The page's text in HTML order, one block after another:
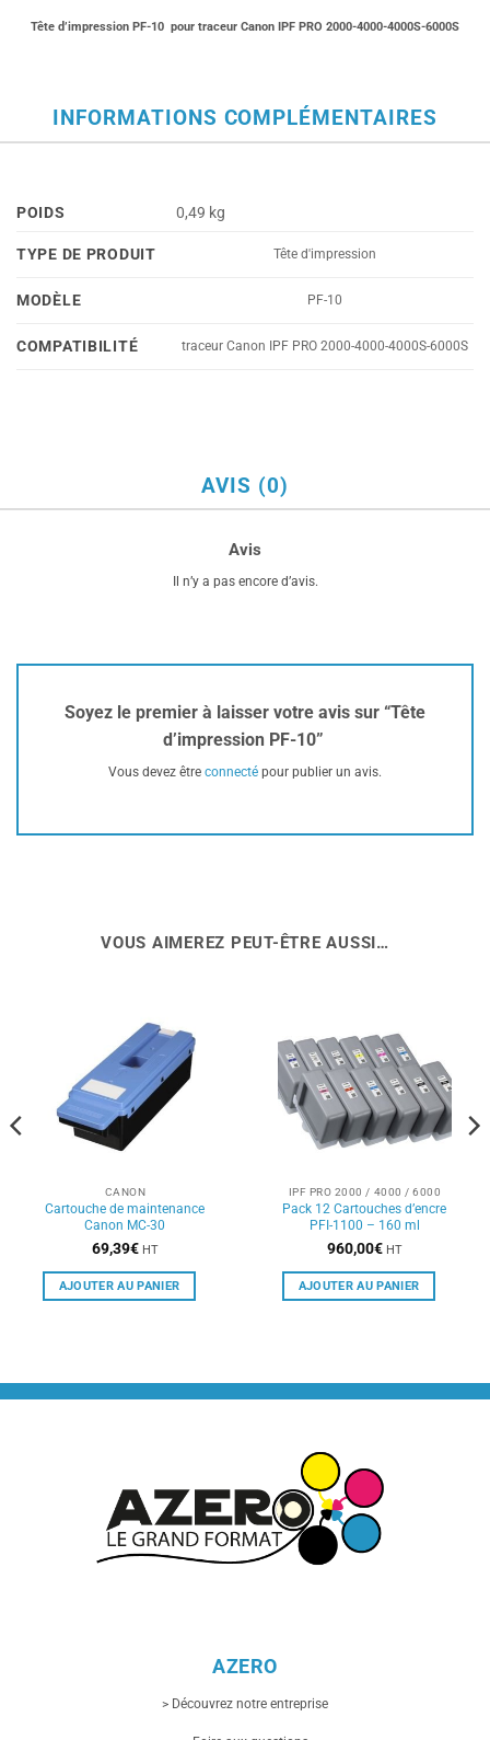
Tête d’impression PF-10 pour traceur Canon IPF PRO 2000-4000-4000S-6000S
INFORMATIONS COMPLÉMENTAIRES
POIDS 0,49 kg
TYPE DE PRODUIT Tête d'impression
MODÈLE PF-10
COMPATIBILITÉ traceur Canon IPF PRO 2000-4000-4000S-6000S
AVIS (0)
Avis
Il n’y a pas encore d’avis.
Soyez le premier à laisser votre avis sur “Tête
d’impression PF-10”
Vous devez être connecté pour publier un avis.
VOUS AIMEREZ PEUT-ÊTRE AUSSI…
CANON
Cartouche de maintenance
Canon MC-30
69,39€ HT
AJOUTER AU PANIER
IPF PRO 2000 / 4000 / 6000
Pack 12 Cartouches d’encre
PFI-1100 – 160 ml
960,00€ HT
AJOUTER AU PANIER
AZERO
> Découvrez notre entreprise